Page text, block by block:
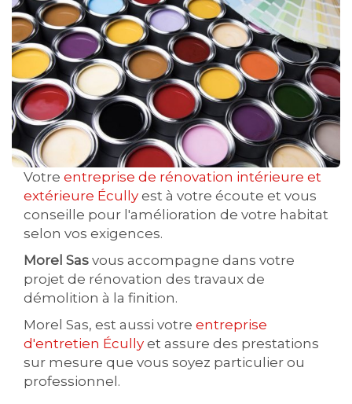
Votre entreprise de rénovation intérieure et
extérieure Écully est à votre écoute et vous
conseille pour l'amélioration de votre habitat
selon vos exigences.
Morel Sas vous accompagne dans votre
projet de rénovation des travaux de
démolition à la finition.
Morel Sas, est aussi votre entreprise
d'entretien Écully et assure des prestations
sur mesure que vous soyez particulier ou
professionnel.